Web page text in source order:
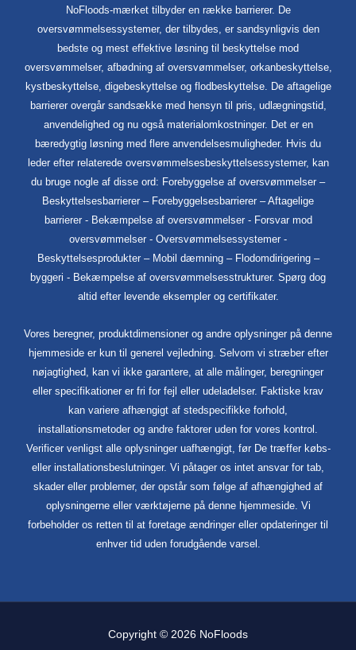
NoFloods-mærket tilbyder en række barrierer. De
oversvømmelsessystemer, der tilbydes, er sandsynligvis den
bedste og mest effektive løsning til beskyttelse mod
oversvømmelser, afbødning af oversvømmelser, orkanbeskyttelse,
kystbeskyttelse, digebeskyttelse og flodbeskyttelse. De aftagelige
barrierer overgår sandsække med hensyn til pris, udlægningstid,
anvendelighed og nu også materialomkostninger. Det er en
bæredygtig løsning med flere anvendelsesmuligheder. Hvis du
leder efter relaterede oversvømmelsesbeskyttelsessystemer, kan
du bruge nogle af disse ord: Forebyggelse af oversvømmelser –
Beskyttelsesbarrierer – Forebyggelsesbarrierer – Aftagelige
barrierer - Bekæmpelse af oversvømmelser - Forsvar mod
oversvømmelser - Oversvømmelsessystemer -
Beskyttelsesprodukter – Mobil dæmning – Flodomdirigering –
byggeri - Bekæmpelse af oversvømmelsesstrukturer. Spørg dog
altid efter levende eksempler og certifikater.
Vores beregner, produktdimensioner og andre oplysninger på denne
hjemmeside er kun til generel vejledning. Selvom vi stræber efter
nøjagtighed, kan vi ikke garantere, at alle målinger, beregninger
eller specifikationer er fri for fejl eller udeladelser. Faktiske krav
kan variere afhængigt af stedspecifikke forhold,
installationsmetoder og andre faktorer uden for vores kontrol.
Verificer venligst alle oplysninger uafhængigt, før De træffer købs-
eller installationsbeslutninger. Vi påtager os intet ansvar for tab,
skader eller problemer, der opstår som følge af afhængighed af
oplysningerne eller værktøjerne på denne hjemmeside. Vi
forbeholder os retten til at foretage ændringer eller opdateringer til
enhver tid uden forudgående varsel.
Copyright © 2026 NoFloods